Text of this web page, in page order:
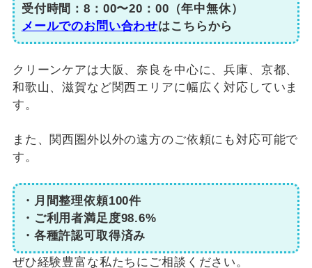
受付時間：8：00〜20：00（年中無休）
メールでのお問い合わせはこちらから
クリーンケアは大阪、奈良を中心に、兵庫、京都、
和歌山、滋賀など関西エリアに幅広く対応していま
す。
また、関西圏外以外の遠方のご依頼にも対応可能で
す。
・月間整理依頼100件
・ご利用者満足度98.6%
・各種許認可取得済み
ぜひ経験豊富な私たちにご相談ください。